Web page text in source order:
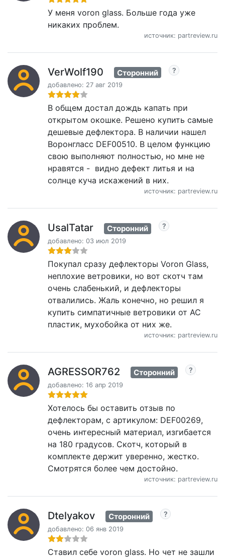
У меня voron glass. Больше года уже
никаких проблем.
источник: partreview.ru
VerWolf190 Сторонний
добавлено: 27 авг 2019
В общем достал дождь капать при
открытом окошке. Решено купить самые
дешевые дефлектора. В наличии нашел
Воронгласс DEF00510. В целом функцию
свою выполняют полностью, но мне не
нравятся - видно дефект литья и на
солнце куча искажений в них.
источник: partreview.ru
UsalTatar Сторонний
добавлено: 03 июл 2019
Покупал сразу дефлекторы Voron Glass,
неплохие ветровики, но вот скотч там
очень слабенький, и дефлекторы
отвалились. Жаль конечно, но решил я
купить симпатичные ветровики от АС
пластик, мухобойка от них же.
источник: partreview.ru
AGRESSOR762 Сторонний
добавлено: 16 апр 2019
Хотелось бы оставить отзыв по
дефлекторам, с артикулом: DEF00269,
очень интересный материал, изгибается
на 180 градусов. Скотч, который в
комплекте держит уверенно, жестко.
Смотрятся более чем достойно.
источник: partreview.ru
Dtelyakov Сторонний
добавлено: 06 янв 2019
Ставил себе voron glass. Но чет не зашли